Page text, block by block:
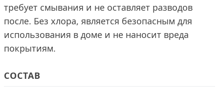
требует смывания и не оставляет разводов
после. Без хлора, является безопасным для
использования в доме и не наносит вреда
покрытиям.
СОСТАВ